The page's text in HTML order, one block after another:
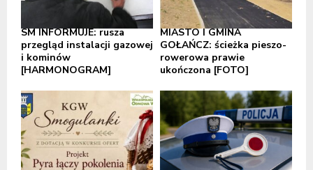
SM INFORMUJE: rusza
przegląd instalacji gazowej
i kominów
[HARMONOGRAM]
MIASTO I GMINA
GOŁAŃCZ: ścieżka pieszo-
rowerowa prawie
ukończona [FOTO]